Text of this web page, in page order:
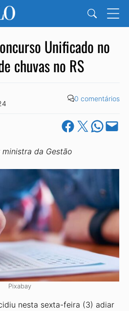
Unificado no
chuvas no RS
0 comentários
Share on Facebook
Share on X Share on
Email this
da Gestão
Pixabay
nesta sexta-feira (3) adiar